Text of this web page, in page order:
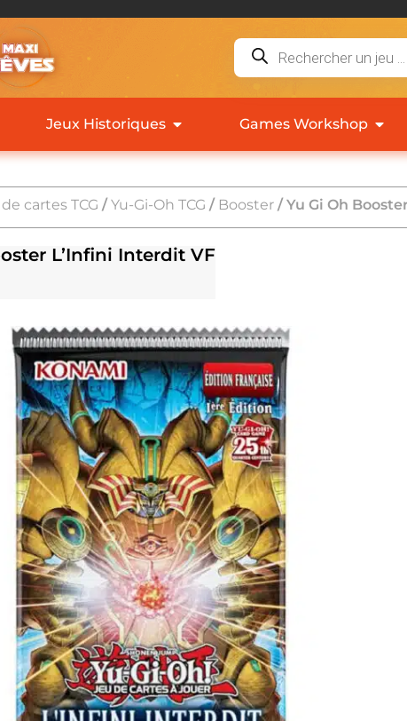
Jeux Historiques Games Workshop
cartes TCG /Yu-Gi-Oh TCG / Booster / Yu Gi Oh
L’Infini Interdit VF